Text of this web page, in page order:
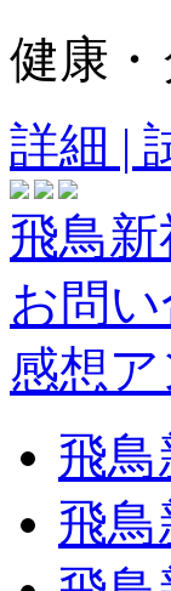
健康
詳細 |
飛鳥新
お問
感想ア
飛鳥
飛鳥